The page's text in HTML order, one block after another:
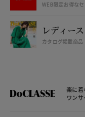
WEB限定お得な
レディー
カタログ掲載商品
楽に着
ワン